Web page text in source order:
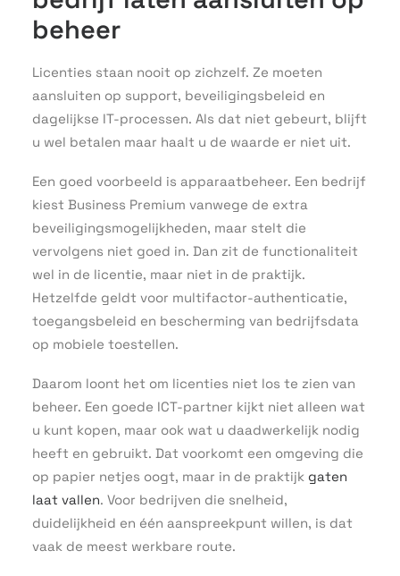
beheer
Licenties staan nooit op zichzelf. Ze moeten
aansluiten op support, beveiligingsbeleid en
dagelijkse IT-processen. Als dat niet gebeurt, blijft
u wel betalen maar haalt u de waarde er niet uit.
Een goed voorbeeld is apparaatbeheer. Een bedrijf
kiest Business Premium vanwege de extra
beveiligingsmogelijkheden, maar stelt die
vervolgens niet goed in. Dan zit de functionaliteit
wel in de licentie, maar niet in de praktijk.
Hetzelfde geldt voor multifactor-authenticatie,
toegangsbeleid en bescherming van bedrijfsdata
op mobiele toestellen.
Daarom loont het om licenties niet los te zien van
beheer. Een goede ICT-partner kijkt niet alleen wat
u kunt kopen, maar ook wat u daadwerkelijk nodig
heeft en gebruikt. Dat voorkomt een omgeving die
op papier netjes oogt, maar in de praktijk gaten
laat vallen. Voor bedrijven die snelheid,
duidelijkheid en één aanspreekpunt willen, is dat
vaak de meest werkbare route.